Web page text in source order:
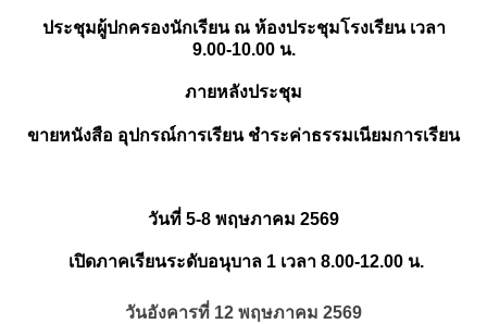
ประชุมผู้ปกครองนักเรียน ณ ห้องประชุมโรงเรียน เวลา
9.00-10.00 น.
ภายหลังประชุม
ขายหนังสือ อุปกรณ์การเรียน ชำระค่าธรรมเนียมการเรียน
วันที่ 5-8 พฤษภาคม 2569
เปิดภาคเรียนระดับอนุบาล 1 เวลา 8.00-12.00 น.
วันอังคารที่ 12 พฤษภาคม 2569